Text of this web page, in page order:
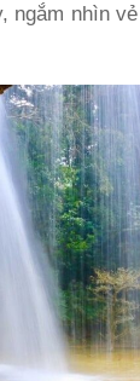
ngắm nhìn